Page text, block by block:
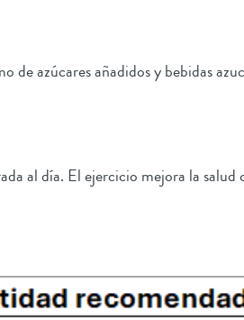
de azúcares añadidos y bebidas
al día. El ejercicio mejora la salud